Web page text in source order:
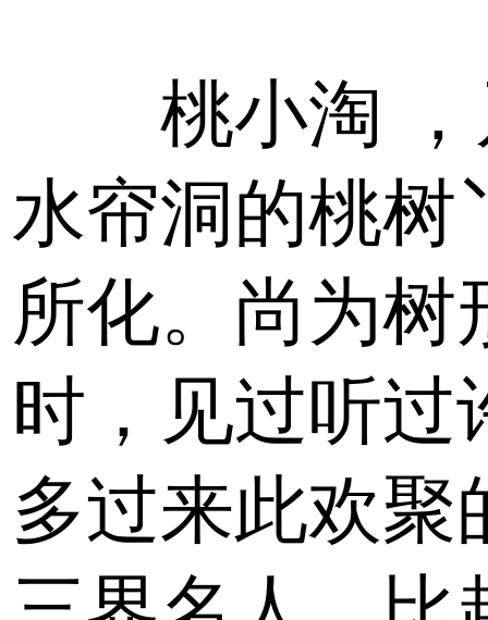
桃小淘 ，
水帘洞的桃树
所化。尚为树
时，见过听过
多过来此欢聚